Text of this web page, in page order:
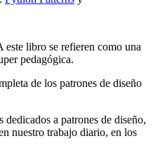
este libro se refieren como una
pedagógica.
de los patrones de diseño
a patrones de diseño,
nuestro trabajo diario, en los